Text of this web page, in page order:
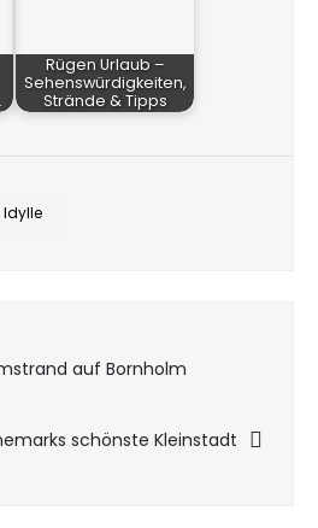
Rügen Urlaub –
Sehenswürdigkeiten,
Strände & Tipps
Idylle
auf Bornholm
schönste Kleinstadt